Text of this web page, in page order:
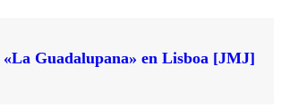
«La Guadalupana» en Lisboa [JMJ]